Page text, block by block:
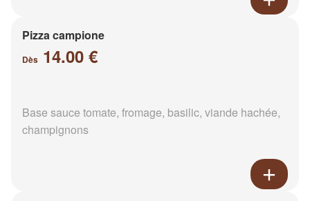
Pizza campione
Dès 14.00 €
Base sauce tomate, fromage, basilic, viande hachée,
champignons